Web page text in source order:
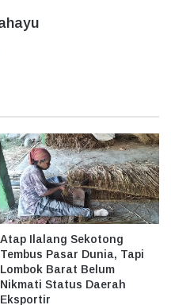
Atap Ilalang Sekotong
Tembus Pasar Dunia, Tapi
Lombok Barat Belum
Nikmati Status Daerah
Eksportir